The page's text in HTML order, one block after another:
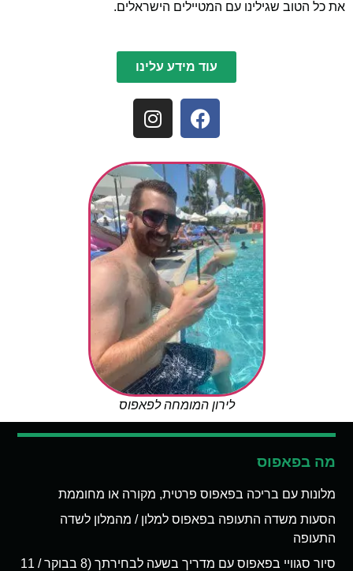
את כל הטוב שגילינו עם המטיילים הישראלים.
עוד מידע עלינו
לירון המומחה לפאפוס
מה בפאפוס
מלונות עם בריכה בפאפוס פרטית, מקורה או מחוממת
הסעות משדה התעופה בפאפוס למלון / מהמלון לשדה
התעופה
סיור סגוויי בפאפוס עם מדריך בשעה לבחירתך (8 בבוקר / 11